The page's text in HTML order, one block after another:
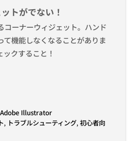
トがでない！
コーナーウィジェット。ハンド
て機能しなくなることがありま
クすること！
Adobe Illustrator
, トラブルシューティング, 初心者向